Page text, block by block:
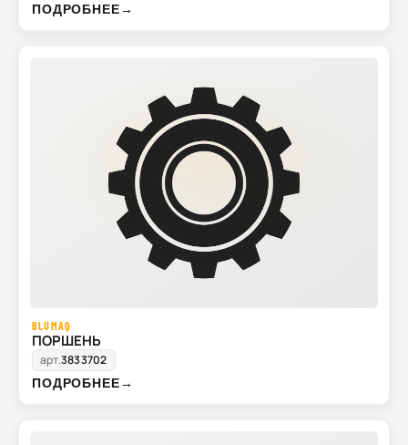
ПОДРОБНЕЕ→
BLUMAQ
ПОРШЕНЬ
арт.3833702
ПОДРОБНЕЕ→